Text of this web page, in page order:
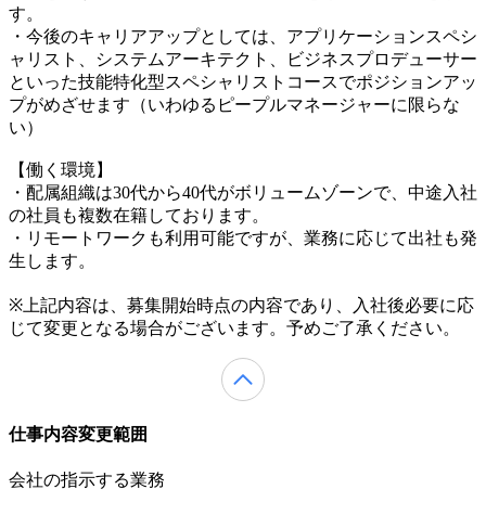
す。
・今後のキャリアアップとしては、アプリケーションスペシ
ャリスト、システムアーキテクト、ビジネスプロデューサー
といった技能特化型スペシャリストコースでポジションアッ
プがめざせます（いわゆるピープルマネージャーに限らな
い）
【働く環境】
・配属組織は30代から40代がボリュームゾーンで、中途入社
の社員も複数在籍しております。
・リモートワークも利用可能ですが、業務に応じて出社も発
生します。
※上記内容は、募集開始時点の内容であり、入社後必要に応
じて変更となる場合がございます。予めご了承ください。
仕事内容変更範囲
会社の指示する業務